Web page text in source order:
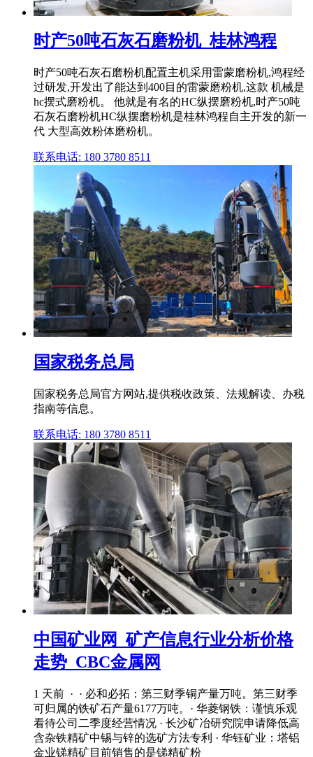
时产50吨石灰石磨粉机_桂林鸿程
时产50吨石灰石磨粉机配置主机采用雷蒙磨粉机,鸿程经
过研发,开发出了能达到400目的雷蒙磨粉机,这款 机械是
hc摆式磨粉机。 他就是有名的HC纵摆磨粉机,时产50吨
石灰石磨粉机HC纵摆磨粉机是桂林鸿程自主开发的新一
代 大型高效粉体磨粉机。
联系电话: 180 3780 8511
国家税务总局
国家税务总局官方网站,提供税收政策、法规解读、办税
指南等信息。
联系电话: 180 3780 8511
中国矿业网_矿产信息行业分析价格
走势_CBC金属网
1 天前 · · 必和必拓：第三财季铜产量万吨。第三财季
可归属的铁矿石产量6177万吨。· 华菱钢铁：谨慎乐观
看待公司二季度经营情况 · 长沙矿冶研究院申请降低高
含杂铁精矿中锡与锌的选矿方法专利 · 华钰矿业：塔铝
金业锑精矿目前销售的是锑精矿粉